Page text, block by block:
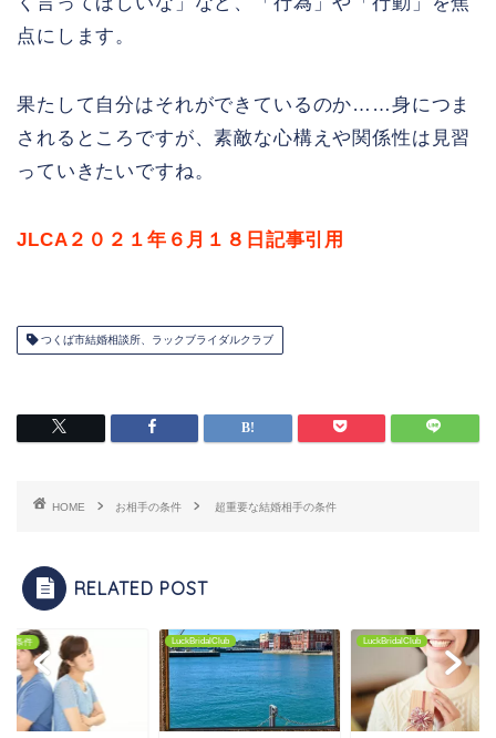
点にします。
果たして自分はそれができているのか……身につま
されるところですが、素敵な心構えや関係性は見習
っていきたいですね。
JLCA２０２１年６月１８日記事引用
つくば市結婚相談所、ラックブライダルクラブ
HOME お相手の条件 超重要な結婚相手の条件
RELATED POST
の条件 LuckBridalClub LuckBridalClub